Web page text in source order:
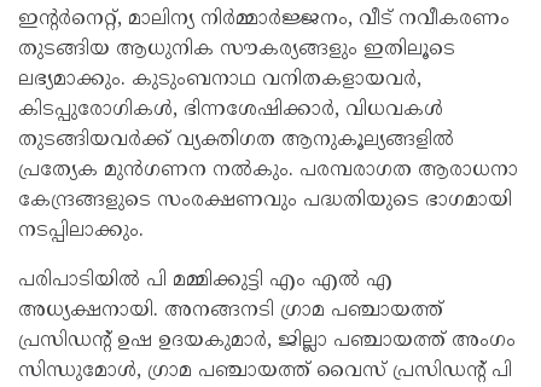
ഇന്റർനെറ്റ്, മാലിന്യ നിർമ്മാർജ്ജനം, വീട് നവീകരണം
തുടങ്ങിയ ആധുനിക സൗകര്യങ്ങളും ഇതിലൂടെ
ലഭ്യമാക്കും. കുടുംബനാഥ വനിതകളായവർ,
കിടപ്പുരോഗികൾ, ഭിന്നശേഷിക്കാർ, വിധവകൾ
തുടങ്ങിയവർക്ക് വ്യക്തിഗത ആനുകൂല്യങ്ങളിൽ
പ്രത്യേക മുൻഗണന നൽകും. പരമ്പരാഗത ആരാധനാ
കേന്ദ്രങ്ങളുടെ സംരക്ഷണവും പദ്ധതിയുടെ ഭാഗമായി
നടപ്പിലാക്കും.
പരിപാടിയിൽ പി മമ്മിക്കുട്ടി എം എൽ എ
അധ്യക്ഷനായി. അനങ്ങനടി ഗ്രാമ പഞ്ചായത്ത്
പ്രസിഡന്റ് ഉഷ ഉദയകുമാർ, ജില്ലാ പഞ്ചായത്ത് അംഗം
സിന്ധുമോൾ, ഗ്രാമ പഞ്ചായത്ത് വൈസ് പ്രസിഡന്റ് പി